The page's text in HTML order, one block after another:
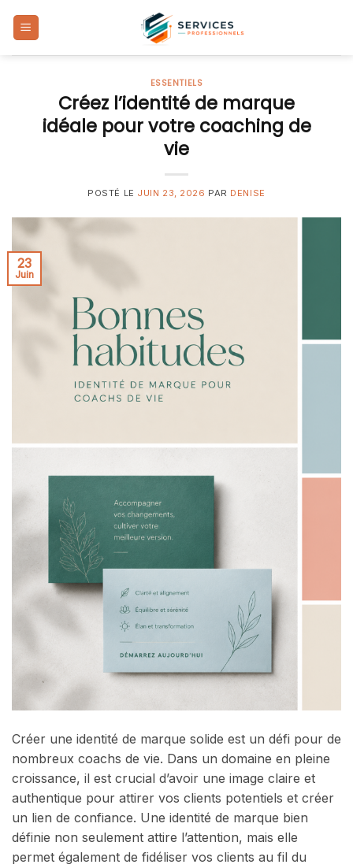
ESSENTIELS
Créez l’identité de marque
idéale pour votre coaching de
vie
POSTÉ LE JUIN 23, 2026 PAR DENISE
23
Juin
Créer une identité de marque solide est un défi pour de
nombreux coachs de vie. Dans un domaine en pleine
croissance, il est crucial d’avoir une image claire et
authentique pour attirer vos clients potentiels et créer
un lien de confiance. Une identité de marque bien
définie non seulement attire l’attention, mais elle
permet également de fidéliser vos clients au fil du